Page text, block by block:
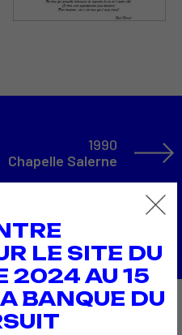
LE SITE DU
2024 AU 15
BANQUE DU
et la Guerre du Golf
la liste
1990
Chapelle Salerne
aussi…